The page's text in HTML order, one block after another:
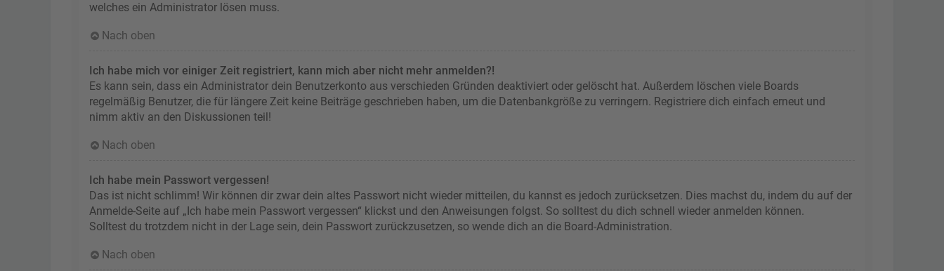
welches ein Administrator lösen muss.
Nach oben
Ich habe mich vor einiger Zeit registriert, kann mich aber nicht mehr anmelden?!
Es kann sein, dass ein Administrator dein Benutzerkonto aus verschieden Gründen deaktiviert oder gelöscht hat. Außerdem löschen viele Boards
regelmäßig Benutzer, die für längere Zeit keine Beiträge geschrieben haben, um die Datenbankgröße zu verringern. Registriere dich einfach erneut und
nimm aktiv an den Diskussionen teil!
Nach oben
Ich habe mein Passwort vergessen!
Das ist nicht schlimm! Wir können dir zwar dein altes Passwort nicht wieder mitteilen, du kannst es jedoch zurücksetzen. Dies machst du, indem du auf der
Anmelde-Seite auf „Ich habe mein Passwort vergessen“ klickst und den Anweisungen folgst. So solltest du dich schnell wieder anmelden können.
Solltest du trotzdem nicht in der Lage sein, dein Passwort zurückzusetzen, so wende dich an die Board-Administration.
Nach oben